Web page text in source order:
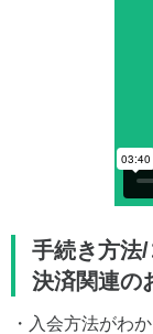
手続き方法
決済関連の
・入会方法がわ